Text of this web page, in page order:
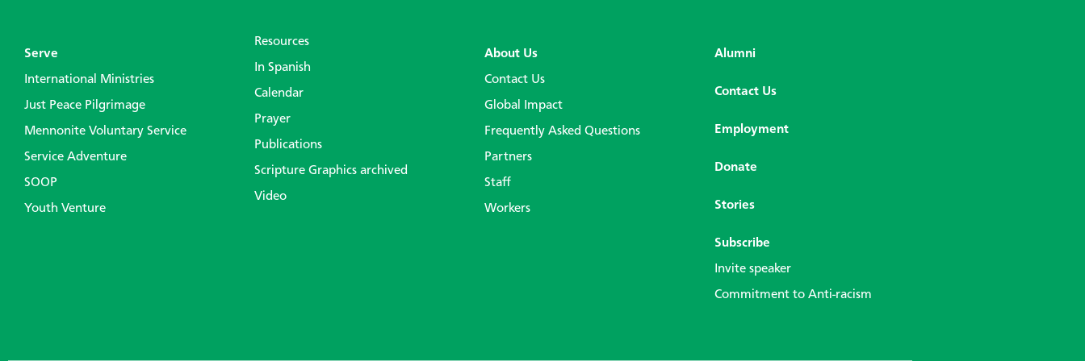
Serve
International Ministries
Just Peace Pilgrimage
Mennonite Voluntary Service
Service Adventure
SOOP
Youth Venture
Resources
In Spanish
Calendar
Prayer
Publications
Scripture Graphics archived
Video
About Us
Contact Us
Global Impact
Frequently Asked Questions
Partners
Staff
Workers
Alumni
Contact Us
Employment
Donate
Stories
Subscribe
Invite speaker
Commitment to Anti-racism